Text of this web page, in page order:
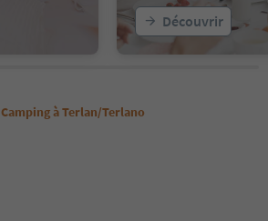
Découvrir
Camping à Terlan/Terlano